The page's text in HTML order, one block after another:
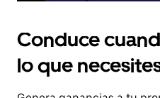
Conduce
lo que